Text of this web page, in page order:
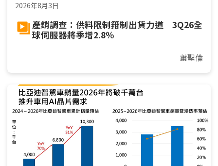
2026年8月3日
產銷調查：供料限制箝制出貨力道 3Q26全
球伺服器將季增2.8％
蕭聖倫